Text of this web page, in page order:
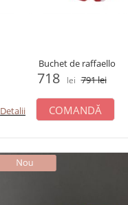
Buchet de raffaello
718 lei 791lei
Detalii COMANDĂ